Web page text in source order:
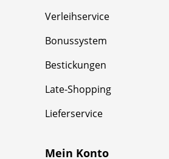
Verleihservice
Bonussystem
Bestickungen
Late-Shopping
Lieferservice
Mein Konto